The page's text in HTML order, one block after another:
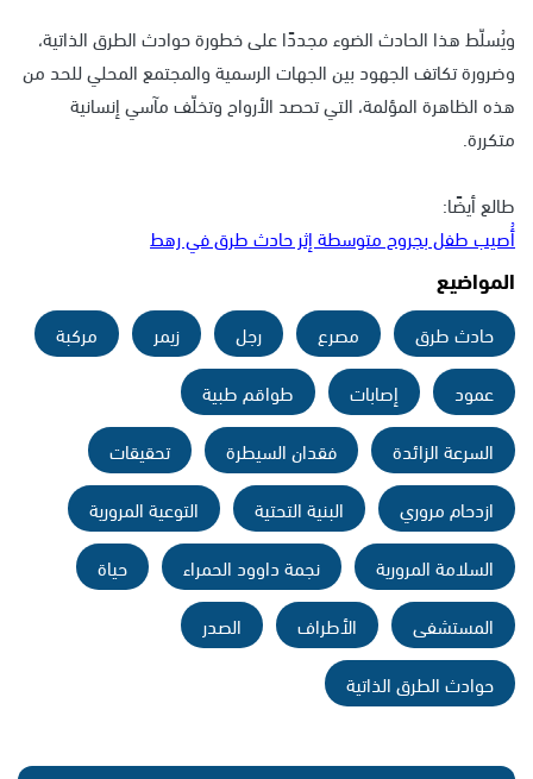
ويُسلّط هذا الحادث الضوء مجددًا على خطورة حوادث الطرق الذاتية،
وضرورة تكاتف الجهود بين الجهات الرسمية والمجتمع المحلي للحد من
هذه الظاهرة المؤلمة، التي تحصد الأرواح وتخلّف مآسي إنسانية
متكررة.
طالع أيضًا:
أُصيب طفل بجروح متوسطة إثر حادث طرق في رهط
المواضيع
حادث طرق مصرع رجل زيمر
مركبة
عمود
إصابات
طواقم طبية
السرعة الزائدة
فقدان السيطرة
تحقيقات
ازدحام مروري
البنية التحتية
التوعية المرورية
السلامة المرورية
نجمة داوود الحمراء
حياة
المستشفى
الأطراف
الصدر
حوادث الطرق الذاتية